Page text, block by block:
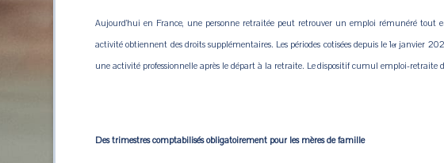
Aujourd’hui en France, une personne retraitée peut retrouver un emploi rémunéré
activité obtiennent des droits supplémentaires. Les périodes cotisées depuis le 1erjanvier
une activité professionnelle après le départ à la retraite. Le dispositif cumul emploi-retraite
Des trimestres comptabilisés obligatoirement pour les mères de famille